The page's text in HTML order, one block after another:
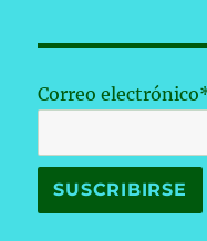
Correo